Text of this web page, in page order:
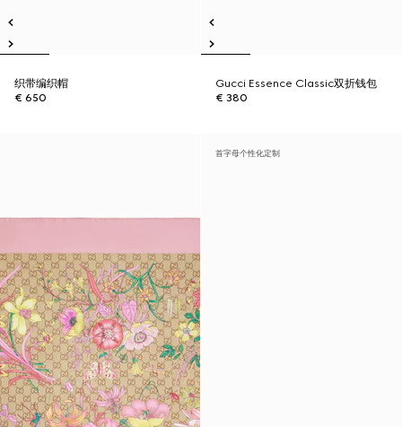
织带编织帽
€ 650
Gucci Essence Classic双折钱包
€ 380
首字母个性化定制